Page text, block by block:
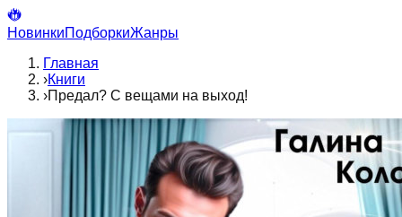
НовинкиПодборкиЖанры
Главная
›Книги
›Предал? С вещами на выход!